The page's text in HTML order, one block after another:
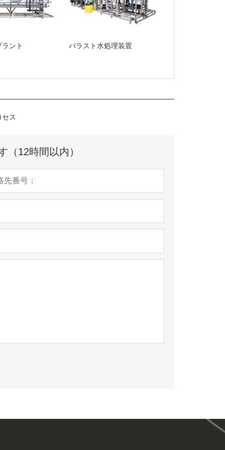
ント バラスト水処理装置
ス
（12時間以内）